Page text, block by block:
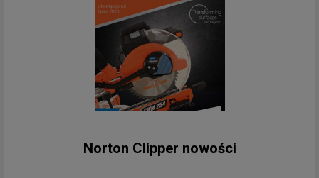
Norton Clipper nowości